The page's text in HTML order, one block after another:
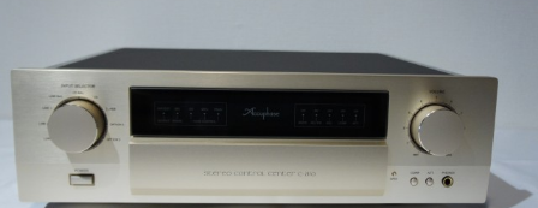
プリアンプ
パワーアンプ
CDプレーヤー・レシーバー